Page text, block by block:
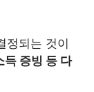
정되는 것이
득 증빙 등 다